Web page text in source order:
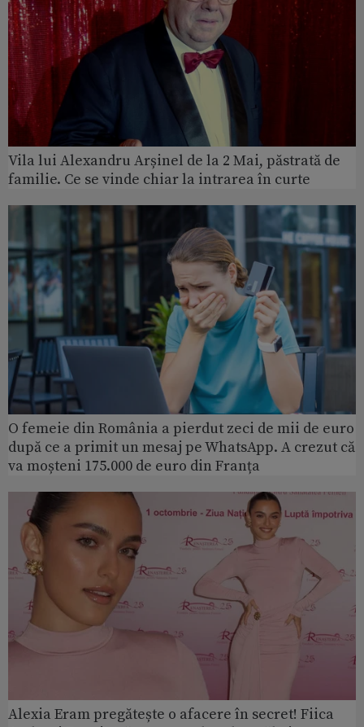
Vila lui Alexandru Arșinel de la 2 Mai, păstrată de
familie. Ce se vinde chiar la intrarea în curte
O femeie din România a pierdut zeci de mii de euro
după ce a primit un mesaj pe WhatsApp. A crezut că
va moșteni 175.000 de euro din Franța
Alexia Eram pregătește o afacere în secret! Fiica